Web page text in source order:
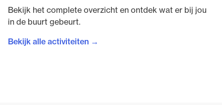
Bekijk het complete overzicht en ontdek wat er bij jou
in de buurt gebeurt.
Bekijk alle activiteiten →